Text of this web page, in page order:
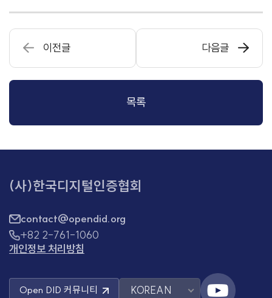
이전글 다음글
목록
(사)한국디지털인증협회
contact@opendid.org
+82 2-761-1060
개인정보 처리방침
Open DID 커뮤니티 KOREAN